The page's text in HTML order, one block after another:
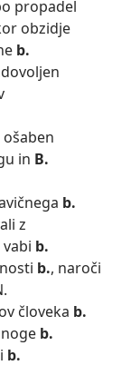
propadel
obzidje
b.
in B.
b.
z
b.
b., naroči
človeka b.
b.
b.